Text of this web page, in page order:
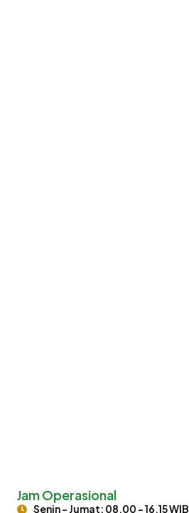
Jam Operasional
Senin - Jumat: 08.00 - 16.15 WIB